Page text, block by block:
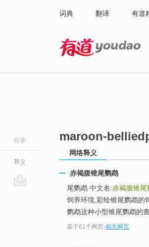
词典 翻译 有道
目录
释义
maroon-
网络释义
赤褐腹锥尾鹦鹉
尾鹦鹉 中文名:赤褐腹锥尾
饲养环境,彩绘锥尾鹦鹉的
鹦鹉这种小型锥尾鹦鹉的
基于61个网页-相关网页